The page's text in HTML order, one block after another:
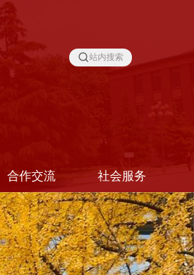
站内搜索
合作交流 社会服务